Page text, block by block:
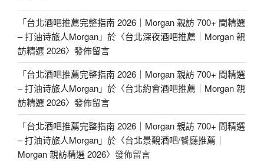
「台北酒吧推薦完整指南 2026｜Morgan 親訪 700+ 間精選
– 打油诗旅人Morgan」於〈台北深夜酒吧推薦｜Morgan 親
訪精選 2026〉發佈留言
「台北酒吧推薦完整指南 2026｜Morgan 親訪 700+ 間精選
– 打油诗旅人Morgan」於〈台北約會酒吧推薦｜Morgan 親
訪精選 2026〉發佈留言
「台北酒吧推薦完整指南 2026｜Morgan 親訪 700+ 間精選
– 打油诗旅人Morgan」於〈台北景觀酒吧/餐廳推薦｜
Morgan 親訪精選 2026〉發佈留言